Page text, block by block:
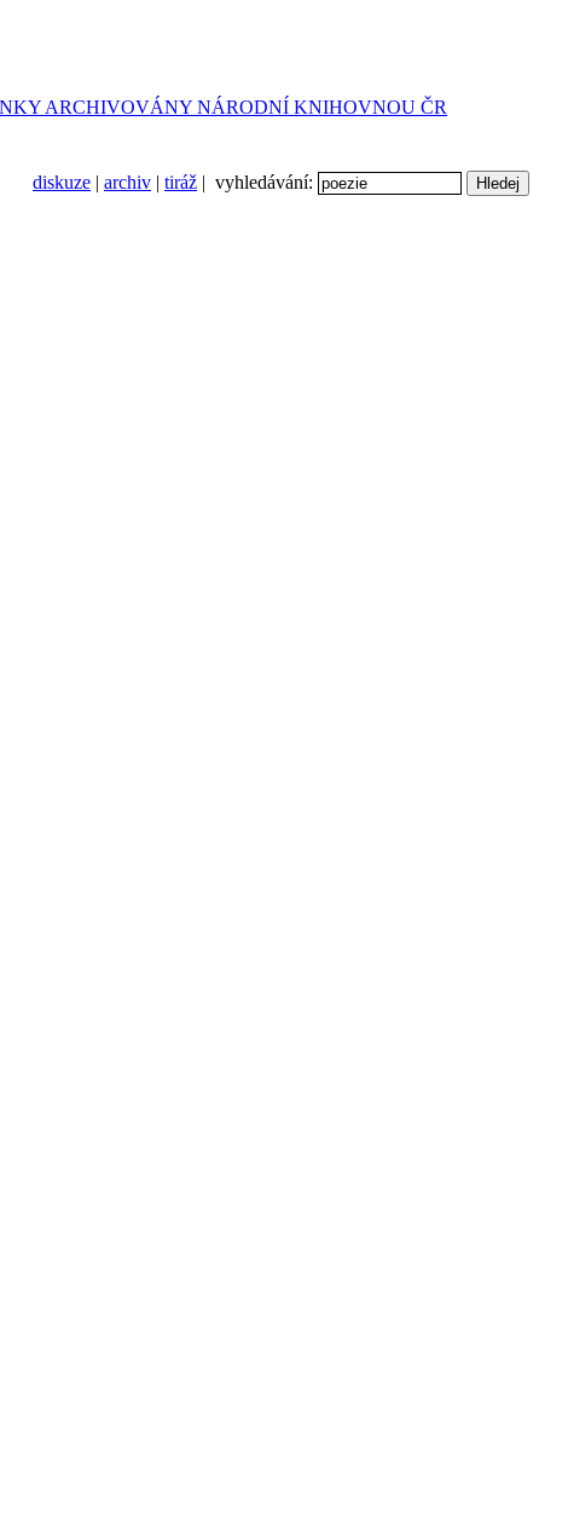
diskuze | archiv | tiráž | vyhledávání: